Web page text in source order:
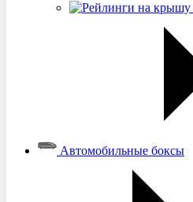
Автомобильные боксы